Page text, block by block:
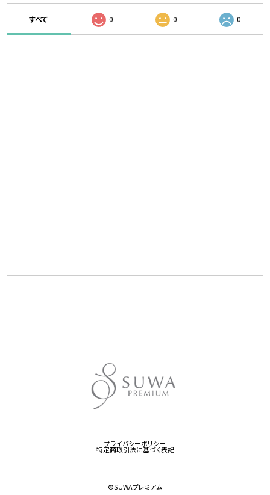
すべて 0 0 0
プライバシーポリシー
特定商取引法に基づく表記
©︎SUWAプレミアム